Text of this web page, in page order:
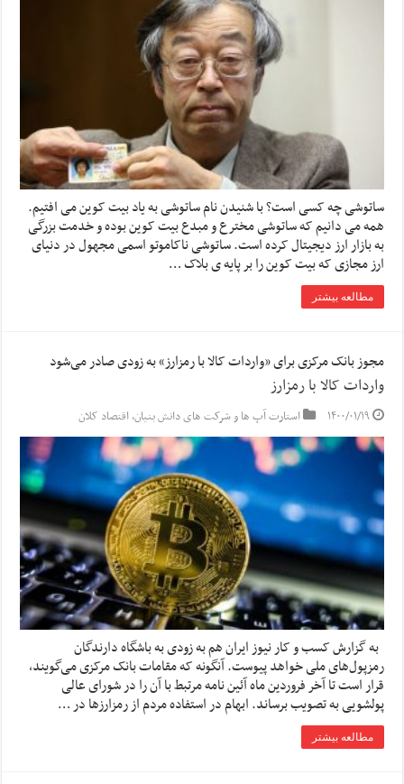
ساتوشی چه کسی است؟ با شنیدن نام ساتوشی به یاد بیت کوین می افتیم.
همه می دانیم که ساتوشی مخترع و مبدع بیت کوین بوده و خدمت بزرگی
به بازار ارز دیجیتال کرده است. ساتوشی ناکاموتو اسمی مجهول در دنیای
ارز مجازی که بیت کوین را بر پایه ی بلاک …
مطالعه بیشتر
مجوز بانک مرکزی برای «واردات کالا با رمزارز» به زودی صادر می‌شود
واردات کالا با رمزارز
۱۴۰۰/۰۱/۱۹ استارت آپ ها و شرکت های دانش بنیان,اقتصاد کلان
به گزارش کسب و کار نیوز ایران هم به زودی به باشگاه دارندگان
رمزپول‌های ملی خواهد پیوست. آنگونه که مقامات بانک مرکزی می‌گویند،
قرار است تا آخر فروردین ماه آئین نامه مرتبط با آن را در شورای عالی
پولشویی به تصویب برساند. ابهام در استفاده مردم از رمزارزها در …
مطالعه بیشتر